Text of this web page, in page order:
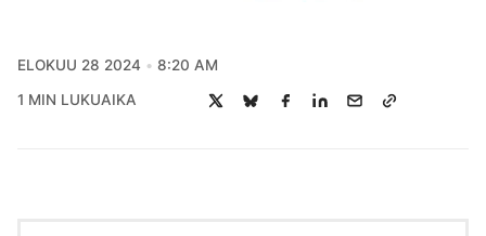
ELOKUU 28 2024 8:20 AM
1 MIN LUKUAIKA